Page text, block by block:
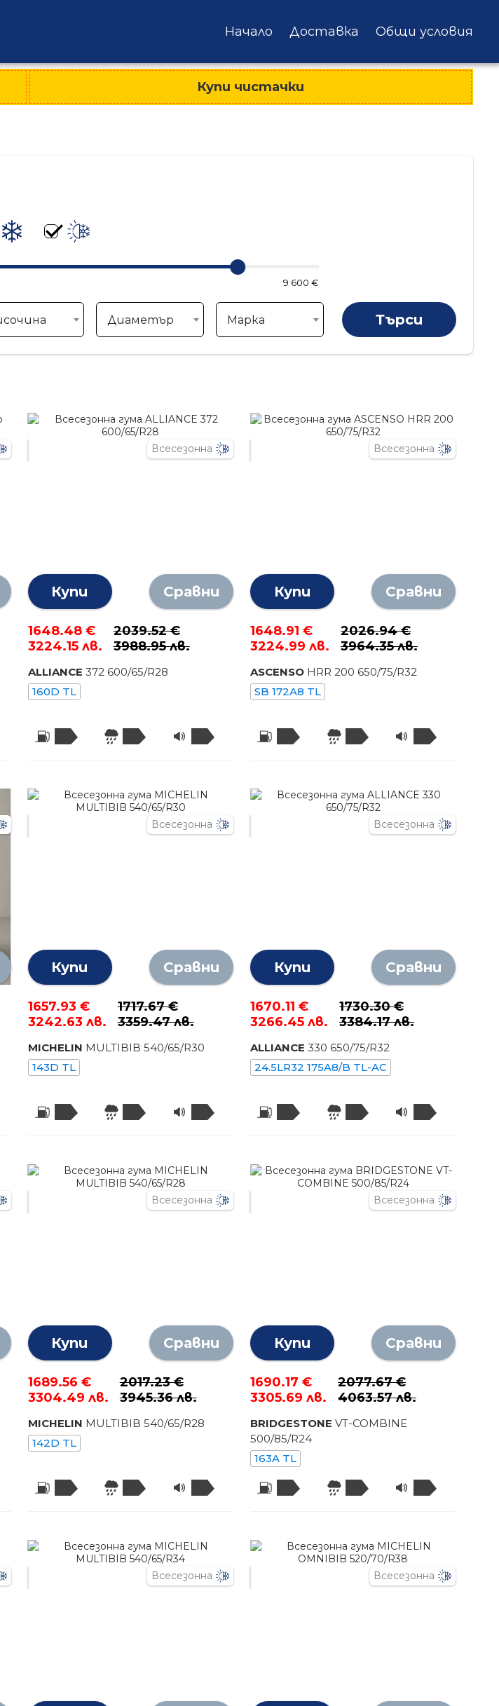
Начало Доставка Общи условия
Купи чистачки
9 600 €
Диаметър Марка
Всесезонна
Купи Сравни
1648.48 €
3224.15 лв.
2039.52 €
3988.95 лв.
ALLIANCE 372 600/65/R28
160D TL
Всесезонна
Купи Сравни
1648.91 €
3224.99 лв.
2026.94 €
3964.35 лв.
ASCENSO HRR 200 650/75/R32
SB 172A8 TL
Всесезонна
Купи Сравни
1657.93 €
3242.63 лв.
1717.67 €
3359.47 лв.
MICHELIN MULTIBIB 540/65/R30
143D TL
Всесезонна
Купи Сравни
1670.11 €
3266.45 лв.
1730.30 €
3384.17 лв.
ALLIANCE 330 650/75/R32
24.5LR32 175A8/B TL-AC
Всесезонна
Купи Сравни
1689.56 €
3304.49 лв.
2017.23 €
3945.36 лв.
MICHELIN MULTIBIB 540/65/R28
142D TL
Всесезонна
Купи Сравни
1690.17 €
3305.69 лв.
2077.67 €
4063.57 лв.
BRIDGESTONE VT-COMBINE
500/85/R24
163A TL
Всесезонна Всесезонна